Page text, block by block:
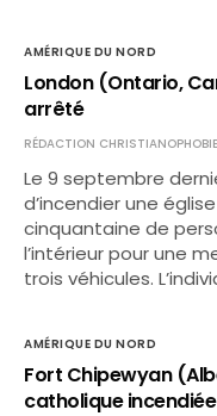
AMÉRIQUE DU NORD
London (Ontario,
arrêté
RÉDACTION CHRISTIANOPHOBIE
Le 9 septembre
d’incendier une
cinquantaine de
l’intérieur pour une
trois véhicules.
AMÉRIQUE DU NORD
Fort Chipewyan
catholique incendiée